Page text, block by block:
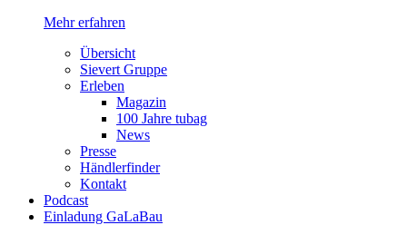
Mehr erfahren
Übersicht
Sievert Gruppe
Erleben
Magazin
100 Jahre tubag
News
Presse
Händlerfinder
Kontakt
Podcast
Einladung GaLaBau